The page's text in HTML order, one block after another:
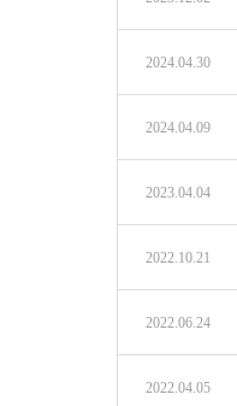
2024.04.30
2024.04.09
2023.04.04
2022.10.21
2022.06.24
2022.04.05